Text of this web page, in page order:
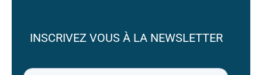
INSCRIVEZ VOUS À LA NEWSLETTER